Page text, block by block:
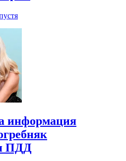
информация
ПДД